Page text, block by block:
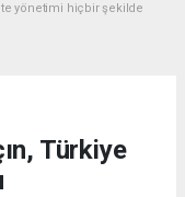
yönetimi hiçbir şekilde
Türkiye